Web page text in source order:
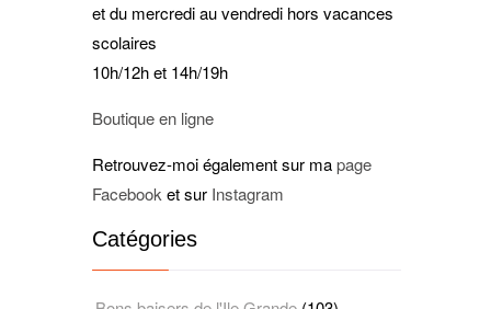
et du mercredi au vendredi hors vacances
scolaires
10h/12h et 14h/19h
Boutique en ligne
Retrouvez-moi également sur mapage
Facebooket sur Instagram
Catégories